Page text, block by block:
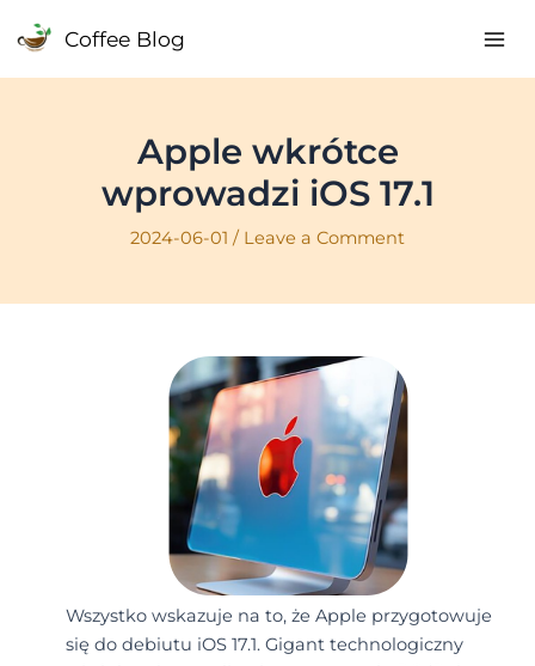
Coffee Blog
Apple wkrótce
wprowadzi iOS 17.1
2024-06-01 / Leave a Comment
Wszystko wskazuje na to, że Apple przygotowuje
się do debiutu iOS 17.1. Gigant technologiczny